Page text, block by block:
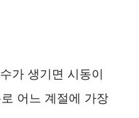
가 생기면 시동이
어느 계절에 가장